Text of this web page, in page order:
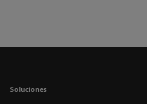
Soluciones